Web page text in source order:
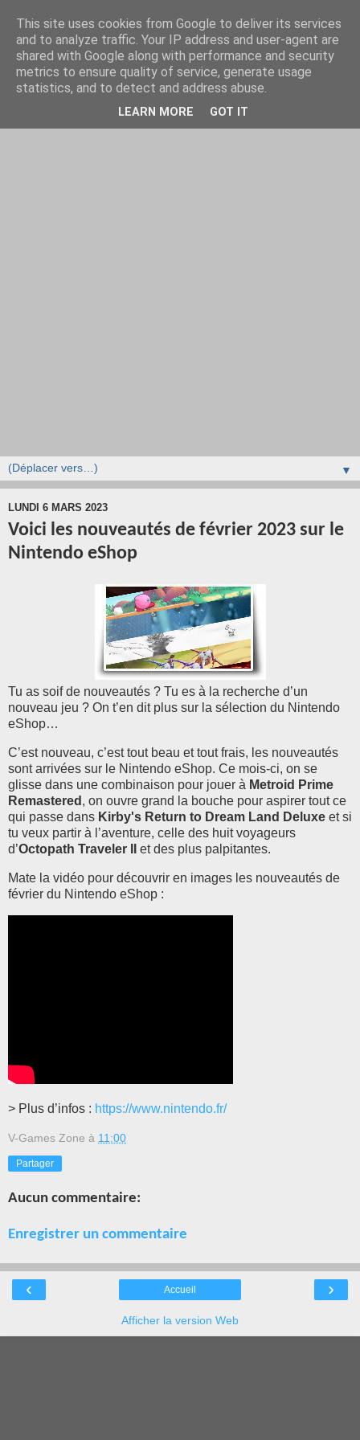
▼
LUNDI 6 MARS 2023
Voici les nouveautés de février 2023 sur le
Nintendo eShop
Tu as soif de nouveautés ? Tu es à la recherche d’un
nouveau jeu ? On t’en dit plus sur la sélection du Nintendo
eShop…
C’est nouveau, c’est tout beau et tout frais, les nouveautés
sont arrivées sur le Nintendo eShop. Ce mois-ci, on se
glisse dans une combinaison pour jouer à Metroid Prime
Remastered , on ouvre grand la bouche pour aspirer tout ce
qui passe dans Kirby's Return to Dream Land Deluxe et si
tu veux partir à l’aventure, celle des huit voyageurs
d’Octopath Traveler II et des plus palpitantes.
Mate la vidéo pour découvrir en images les nouveautés de
février du Nintendo eShop :
> Plus d’infos : https://www.nintendo.fr/
V-Games Zone à 11:00
Partager
Aucun commentaire:
Enregistrer un commentaire
‹ ›
Accueil
Afficher la version Web
This site uses cookies from Google to deliver its services
and to analyze traffic. Your IP address and user-agent are
shared with Google along with performance and security
metrics to ensure quality of service, generate usage
statistics, and to detect and address abuse.
LEARN MORE GOT IT